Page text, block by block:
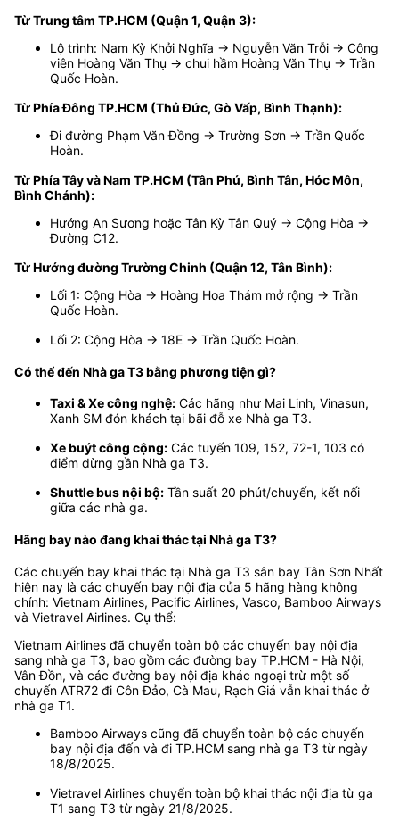
Từ Trung tâm TP.HCM (Quận 1, Quận 3):
Lộ trình: Nam Kỳ Khởi Nghĩa → Nguyễn Văn Trỗi → Công
viên Hoàng Văn Thụ → chui hầm Hoàng Văn Thụ → Trần
Quốc Hoàn.
Từ Phía Đông TP.HCM (Thủ Đức, Gò Vấp, Bình Thạnh):
Đi đường Phạm Văn Đồng → Trường Sơn → Trần Quốc
Hoàn.
Từ Phía Tây và Nam TP.HCM (Tân Phú, Bình Tân, Hóc Môn,
Bình Chánh):
Hướng An Sương hoặc Tân Kỳ Tân Quý → Cộng Hòa →
Đường C12.
Từ Hướng đường Trường Chinh (Quận 12, Tân Bình):
Lối 1: Cộng Hòa → Hoàng Hoa Thám mở rộng → Trần
Quốc Hoàn.
Lối 2: Cộng Hòa → 18E → Trần Quốc Hoàn.
Có thể đến Nhà ga T3 bằng phương tiện gì?
Taxi & Xe công nghệ: Các hãng như Mai Linh, Vinasun,
Xanh SM đón khách tại bãi đỗ xe Nhà ga T3.
Xe buýt công cộng: Các tuyến 109, 152, 72-1, 103 có
điểm dừng gần Nhà ga T3.
Shuttle bus nội bộ: Tần suất 20 phút/chuyến, kết nối
giữa các nhà ga.
Hãng bay nào đang khai thác tại Nhà ga T3?
Các chuyến bay khai thác tại Nhà ga T3 sân bay Tân Sơn Nhất
hiện nay là các chuyến bay nội địa của 5 hãng hàng không
chính: Vietnam Airlines, Pacific Airlines, Vasco, Bamboo Airways
và Vietravel Airlines. Cụ thể:
Vietnam Airlines đã chuyển toàn bộ các chuyến bay nội địa
sang nhà ga T3, bao gồm các đường bay TP.HCM - Hà Nội,
Vân Đồn, và các đường bay nội địa khác ngoại trừ một số
chuyến ATR72 đi Côn Đảo, Cà Mau, Rạch Giá vẫn khai thác ở
nhà ga T1.
Bamboo Airways cũng đã chuyển toàn bộ các chuyến
bay nội địa đến và đi TP.HCM sang nhà ga T3 từ ngày
18/8/2025.
Vietravel Airlines chuyển toàn bộ khai thác nội địa từ ga
T1 sang T3 từ ngày 21/8/2025.